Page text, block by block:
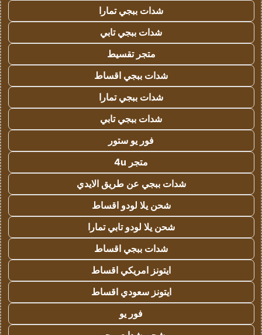
شدات ببجي تمارا
شدات ببجي تابي
متجر تقسيط
شدات ببجي اقساط
شدات ببجي تمارا
شدات ببجي تابي
فور يو ستور
متجر 4u
شدات ببجي عن طريق الايدي
شحن يلا لودو اقساط
شحن يلا لودو تابي تمارا
شدات ببجي اقساط
ايتونز امريكي اقساط
ايتونز سعودي اقساط
فور يو